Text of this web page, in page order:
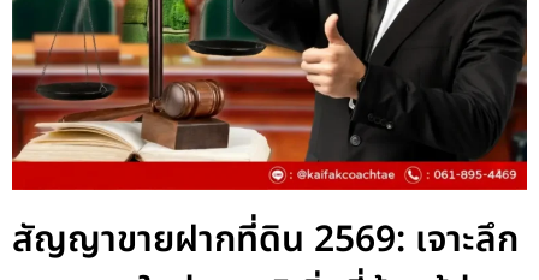
สัญญาขายฝากที่ดิน 2569: เจาะลึก